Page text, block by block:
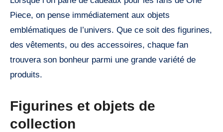
Piece, on pense immédiatement aux objets
emblématiques de l’univers. Que ce soit des figurines,
des vêtements, ou des accessoires, chaque fan
trouvera son bonheur parmi une grande variété de
produits.
Figurines et objets de
collection